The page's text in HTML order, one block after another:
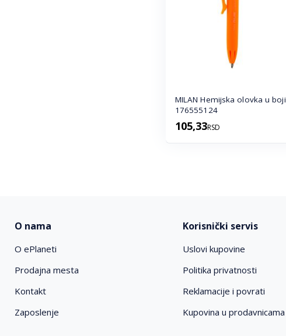
MILAN Hemijska olovka u boji
176555124
105,33RSD
O nama
O ePlaneti
Prodajna mesta
Kontakt
Zaposlenje
Korisnički servis
Uslovi kupovine
Politika privatnosti
Reklamacije i povrati
Kupovina u prodavnicama